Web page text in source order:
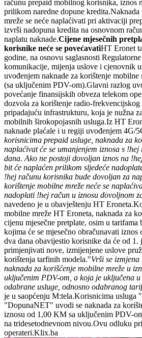
računu prepaid mobilnog korisnika, iznos
prilikom naredne dopune
mreže se neće naplaćivati pri aktivaciji
izvrši nadopuna kredita na osnovnom
naplatu naknade.Cijene mjesečnih
korisnike neće se povećavatiHT Eronet
godine, na osnovu saglasnosti
komunikacije, mijenja uslove i cjenovnik
uvođenjem naknade za korištenje
(sa uključenim PDV-om).Glavni razlog
povećanje finansijskih obveza telekom
dozvola za korištenje radio-
pripadajuću infrastrukturu, koja je nužna
mobilnih širokopojasnih usluga.Iz HT
naknade plaćale i u regiji uvođenjem 4G/
korisnicima prepaid usluge, naknada za
naplaćivat će se umanjenjem iznosa s
dana. Ako ne postoji dovoljan iznos na
bit će naplaćen prilikom sljedeće
!hej računu korisnika bude dovoljan za
korištenje mobilne mreže neće se
nadoplati !hej račun u iznosu dovoljnom
navedeno je u obavještenju HT
mobilne mreže HT Eroneta, naknada za
cijenu mjesečne pretplate, osim u tarifama
kojima će se mjesečno obračunavati
dva dana obavijestio korisnike da će od 1.
primjenjivati nove, izmijenjene uslove
korištenja tarfinih modela."Vrši se
naknada za korišćenje mobilne mreže u
uključenim PDV-om, a koja je uključena u
odabrane usluge, odnosno odabranog
je u saopćenju M:tela.Korisnicima usluga
"DopunaNET" uvodi se naknada za
iznosu od 1,00 KM sa uključenim PDV-
na tridesetodnevnom nivou.Ovu odluku
operateri.Klix.ba